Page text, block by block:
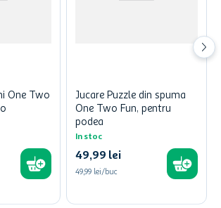
One Two
Jucare Puzzle din spuma
One Two Fun, pentru
podea
In stoc
49,99 lei
49,99 lei/buc